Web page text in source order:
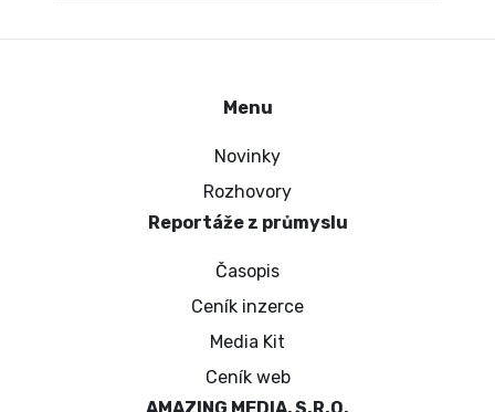
Menu
Novinky
Rozhovory
Reportáže z průmyslu
Časopis
Ceník inzerce
Media Kit
Ceník web